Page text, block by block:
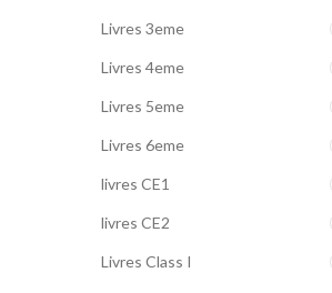
Livres 3eme
Livres 4eme
Livres 5eme
Livres 6eme
livres CE1
livres CE2
Livres Class I